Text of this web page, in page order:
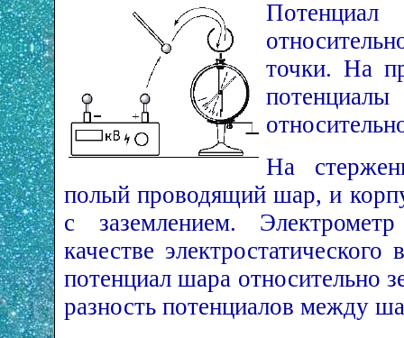
точки. На
На
полый проводящий шар, и
с заземлением.
качестве
потенциал шара относительно
разность потенциалов между